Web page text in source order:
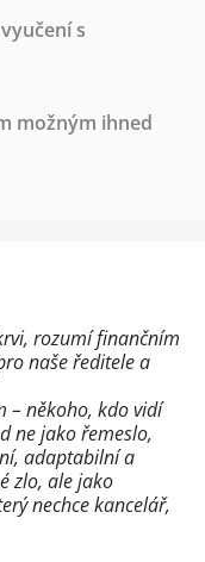
s
možným ihned
rozumí finančním
naše ředitele a
– někoho, kdo vidí
ne jako řemeslo,
adaptabilní a
zlo, ale jako
nechce kancelář,